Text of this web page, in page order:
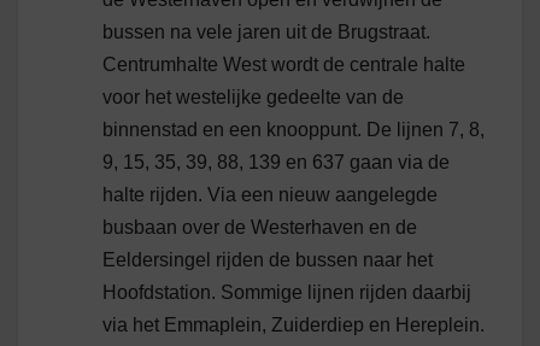
bussen na vele jaren uit de Brugstraat.
Centrumhalte West wordt de centrale halte
voor het westelijke gedeelte van de
binnenstad en een knooppunt. De lijnen 7, 8,
9, 15, 35, 39, 88, 139 en 637 gaan via de
halte rijden. Via een nieuw aangelegde
busbaan over de Westerhaven en de
Eeldersingel rijden de bussen naar het
Hoofdstation. Sommige lijnen rijden daarbij
via het Emmaplein, Zuiderdiep en Hereplein.